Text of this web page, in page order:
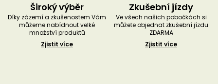
Široký výběr
Díky zázemí a zkušenostem Vám
můžeme nabídnout velké
množství produktů
Zjistit více
Zkušební jízdy
Ve všech našich pobočkách si
můžete objednat zkušební jízdu
ZDARMA
Zjistit více